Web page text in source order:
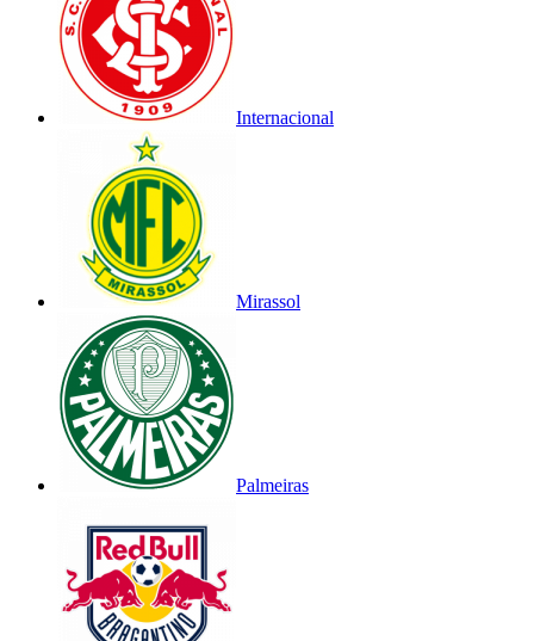
Internacional
Mirassol
Palmeiras